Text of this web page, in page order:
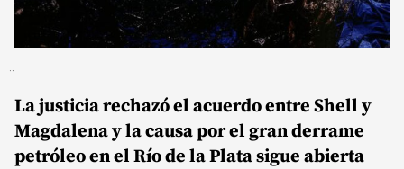
La justicia rechazó el acuerdo entre Shell y
Magdalena y la causa por el gran derrame
petróleo en el Río de la Plata sigue abierta